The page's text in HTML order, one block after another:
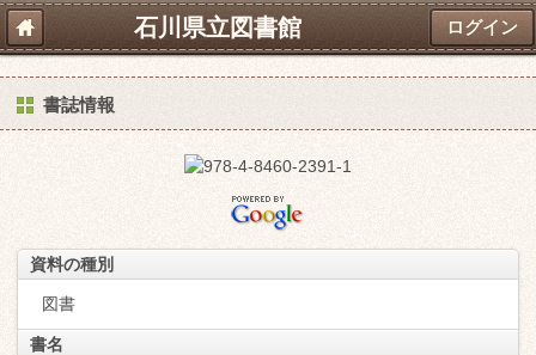
石川県立図書館 ログイン
書誌情報
資料の種別
図書
書名